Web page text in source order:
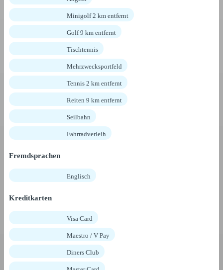
Minigolf 2 km entfernt
Golf 9 km entfernt
Tischtennis
Mehrzwecksportfeld
Tennis 2 km entfernt
Reiten 9 km entfernt
Seilbahn
Fahrradverleih
Fremdsprachen
Englisch
Kreditkarten
Visa Card
Maestro / V Pay
Diners Club